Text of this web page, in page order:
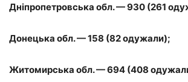
Дніпропетровська обл. — 930 (261
Донецька обл. — 158 (82 одужали);
Житомирська обл. — 694 (408